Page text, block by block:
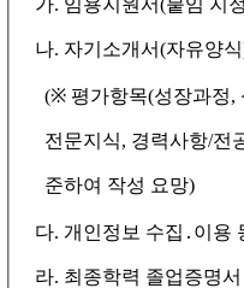
나. 자기소개서(자유양식
(※ 평가항목(성장과정,
전문지식, 경력사항/전
준하여 작성 요망)
다. 개인정보 수집 ․ 이용
라. 최종학력 졸업증명